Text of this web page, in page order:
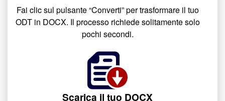
Fai clic sul pulsante “Converti” per trasformare il tuo
ODT in DOCX. Il processo richiede solitamente solo
pochi secondi.
Scarica il tuo DOCX